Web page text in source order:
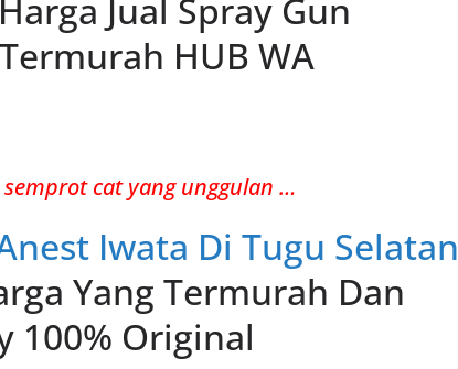
Jual Spray Gun
HUB WA
cat yang unggulan …
Iwata Di Tugu Selatan
Yang Termurah Dan
100% Original